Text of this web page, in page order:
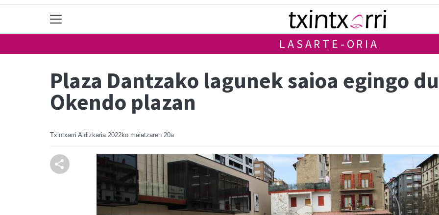
LASARTE-ORIA
Plaza Dantzako lagunek saioa egingo
Okendo plazan
Txintxarri Aldizkaria 2022ko maiatzaren 20a